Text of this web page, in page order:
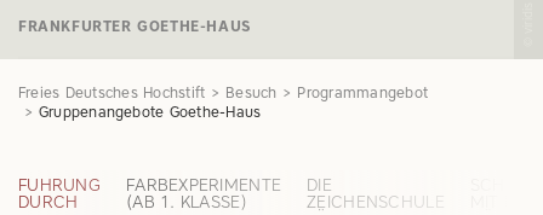
FRANKFURTER GOETHE-HAUS
Freies Deutsches Hochstift Besuch
Programmangebot
Gruppenangebote Goethe-Haus
FÜHRUNG
DURCH
FARBEXPERIMENTE
(AB 1. KLASSE)
DIE
ZEICHENSCHULE